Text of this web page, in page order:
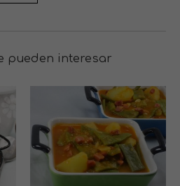
pueden interesar